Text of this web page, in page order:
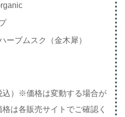
ーブムスク（金木犀）
込）※価格は変動する場合が
は各販売サイトでご確認く